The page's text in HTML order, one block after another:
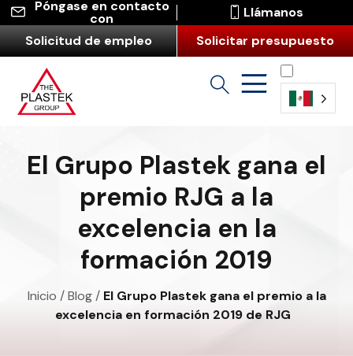
Póngase en contacto
con
Llámanos
Solicitud de empleo
Solicitar presupuesto
(América
El Grupo Plastek gana el
premio RJG a la
excelencia en la
formación 2019
Inicio /Blog/ El Grupo Plastek gana el premio a la
excelencia en formación 2019 de RJG